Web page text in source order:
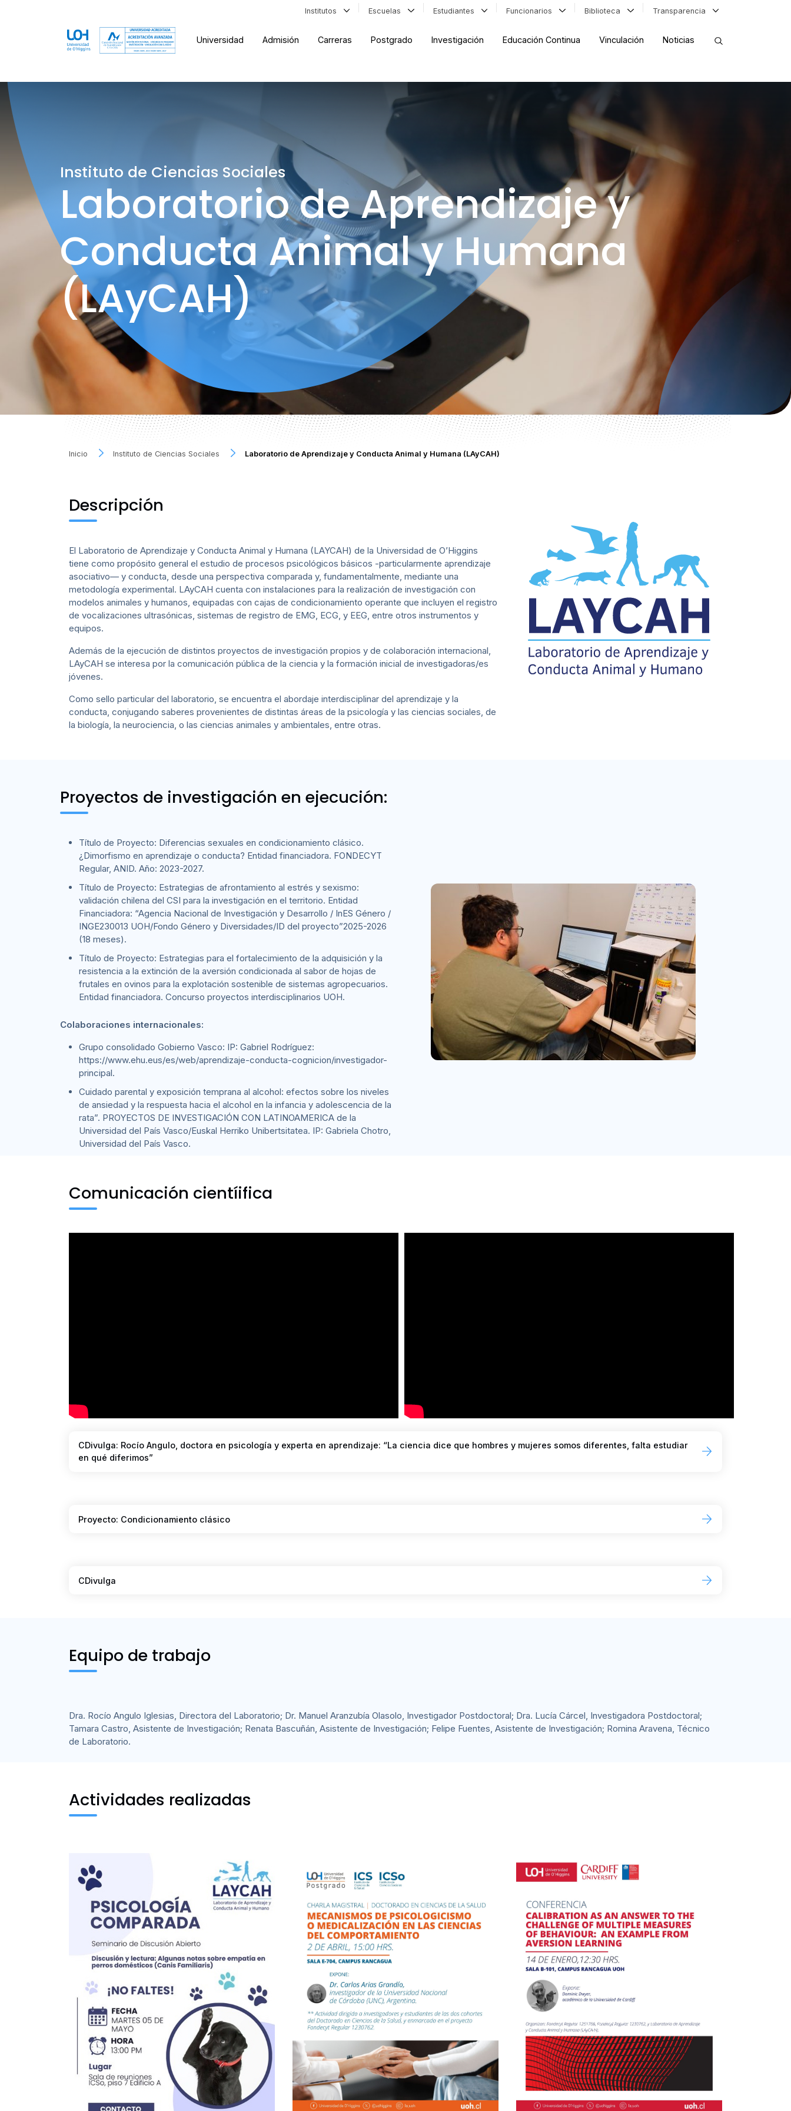
FILTRAR INFORMACIÓN
Institutos Escuelas Estudiantes Funcionarios Biblioteca Transparencia
Universidad Admisión Carreras Postgrado Investigación Educación Continua Vinculación Noticias
Instituto de Ciencias Sociales
Laboratorio de Aprendizaje y
Conducta Animal y Humana
(LAyCAH)
Inicio Instituto de Ciencias Sociales Laboratorio de Aprendizaje y Conducta Animal y Humana (LAyCAH)
Descripción
El Laboratorio de Aprendizaje y Conducta Animal y Humana (LAYCAH) de la Universidad de O’Higgins
tiene como propósito general el estudio de procesos psicológicos básicos -particularmente aprendizaje
asociativo— y conducta, desde una perspectiva comparada y, fundamentalmente, mediante una
metodología experimental. LAyCAH cuenta con instalaciones para la realización de investigación con
modelos animales y humanos, equipadas con cajas de condicionamiento operante que incluyen el registro
de vocalizaciones ultrasónicas, sistemas de registro de EMG, ECG, y EEG, entre otros instrumentos y
equipos.
Además de la ejecución de distintos proyectos de investigación propios y de colaboración internacional,
LAyCAH se interesa por la comunicación pública de la ciencia y la formación inicial de investigadoras/es
jóvenes.
Como sello particular del laboratorio, se encuentra el abordaje interdisciplinar del aprendizaje y la
conducta, conjugando saberes provenientes de distintas áreas de la psicología y las ciencias sociales, de
la biología, la neurociencia, o las ciencias animales y ambientales, entre otras.
Proyectos de investigación en ejecución:
Título de Proyecto: Diferencias sexuales en condicionamiento clásico.
¿Dimorfismo en aprendizaje o conducta? Entidad financiadora. FONDECYT
Regular, ANID. Año: 2023-2027.
Título de Proyecto: Estrategias de afrontamiento al estrés y sexismo:
validación chilena del CSI para la investigación en el territorio. Entidad
Financiadora: “Agencia Nacional de Investigación y Desarrollo / InES Género /
INGE230013 UOH/Fondo Género y Diversidades/ID del proyecto”2025-2026
(18 meses).
Título de Proyecto: Estrategias para el fortalecimiento de la adquisición y la
resistencia a la extinción de la aversión condicionada al sabor de hojas de
frutales en ovinos para la explotación sostenible de sistemas agropecuarios.
Entidad financiadora. Concurso proyectos interdisciplinarios UOH.
Colaboraciones internacionales:
Grupo consolidado Gobierno Vasco: IP: Gabriel Rodríguez:
https://www.ehu.eus/es/web/aprendizaje-conducta-cognicion/investigador-
principal.
Cuidado parental y exposición temprana al alcohol: efectos sobre los niveles
de ansiedad y la respuesta hacia el alcohol en la infancia y adolescencia de la
rata”. PROYECTOS DE INVESTIGACIÓN CON LATINOAMERICA de la
Universidad del País Vasco/Euskal Herriko Unibertsitatea. IP: Gabriela Chotro,
Universidad del País Vasco.
Comunicación cientíifica
CDivulga: Rocío Angulo, doctora en psicología y experta en aprendizaje: “La ciencia dice que hombres y mujeres somos diferentes, falta estudiar
en qué diferimos”
Proyecto: Condicionamiento clásico
CDivulga
Equipo de trabajo
Dra. Rocío Angulo Iglesias, Directora del Laboratorio; Dr. Manuel Aranzubía Olasolo, Investigador Postdoctoral; Dra. Lucía Cárcel, Investigadora Postdoctoral;
Tamara Castro, Asistente de Investigación; Renata Bascuñán, Asistente de Investigación; Felipe Fuentes, Asistente de Investigación; Romina Aravena, Técnico
de Laboratorio.
Actividades realizadas